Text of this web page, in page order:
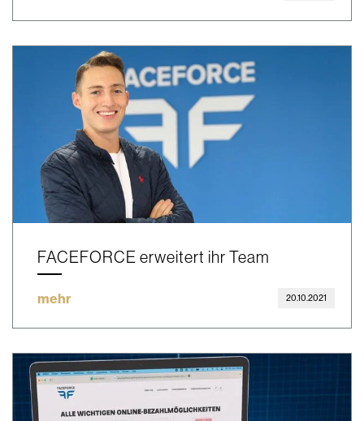
FACEFORCE erweitert ihr Team
mehr 20.10.2021